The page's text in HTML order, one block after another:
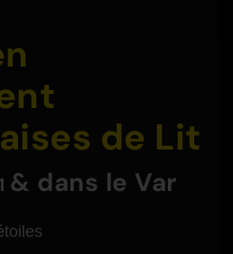
de Lit
& dans le Var